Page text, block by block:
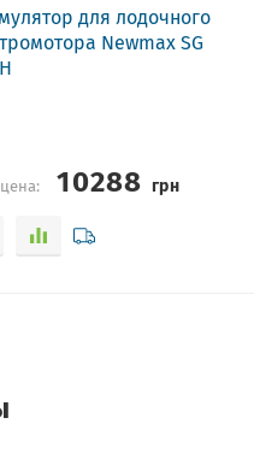
для лодочного
Newmax SG
10288 грн